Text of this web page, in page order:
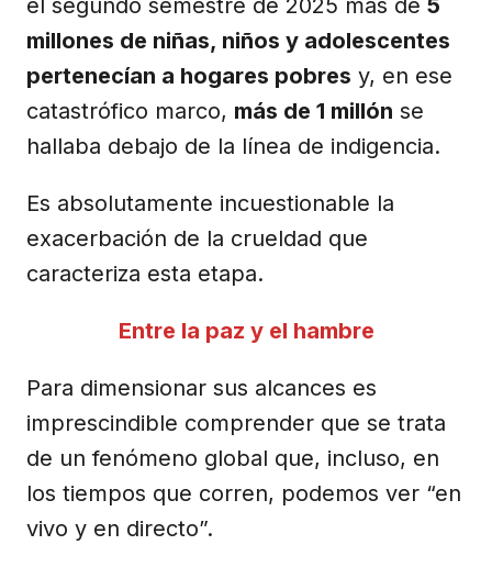
el segundo semestre de 2025 más de 5
millones de niñas, niños y adolescentes
pertenecían a hogares pobres y, en ese
catastrófico marco, más de 1 millón se
hallaba debajo de la línea de indigencia.
Es absolutamente incuestionable la
exacerbación de la crueldad que
caracteriza esta etapa.
Entre la paz y el hambre
Para dimensionar sus alcances es
imprescindible comprender que se trata
de un fenómeno global que, incluso, en
los tiempos que corren, podemos ver “en
vivo y en directo”.